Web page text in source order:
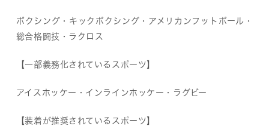
ボクシング・キックボクシング・アメリカンフットボール・
総合格闘技・ラクロス
【一部義務化されているスポーツ】
アイスホッケー・インラインホッケー・ラグビー
【装着が推奨されているスポーツ】